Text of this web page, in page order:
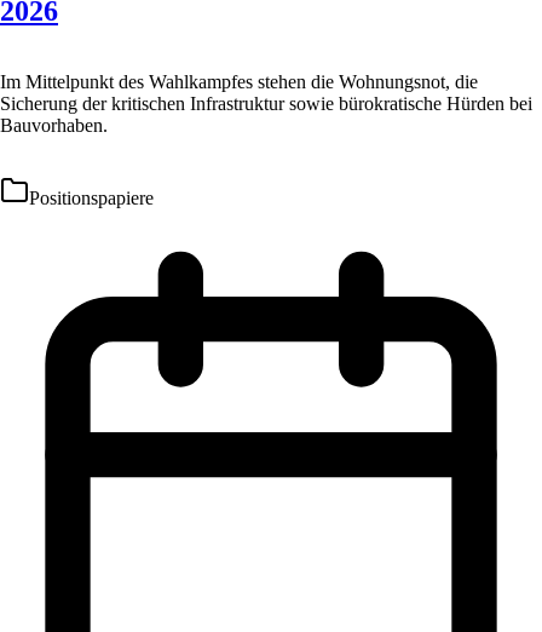
2026
Im Mittelpunkt des Wahlkampfes stehen die Wohnungsnot, die
Sicherung der kritischen Infrastruktur sowie bürokratische Hürden bei
Bauvorhaben.
Positionspapiere